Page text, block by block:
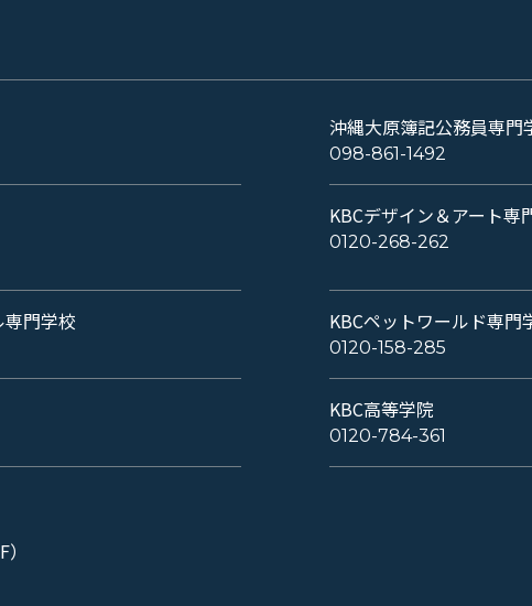
沖縄大原簿記公務員専門
098-861-1492
KBCデザイン＆アート専
0120-268-262
門学校 KBCペットワールド専門
0120-158-285
KBC高等学院
0120-784-361